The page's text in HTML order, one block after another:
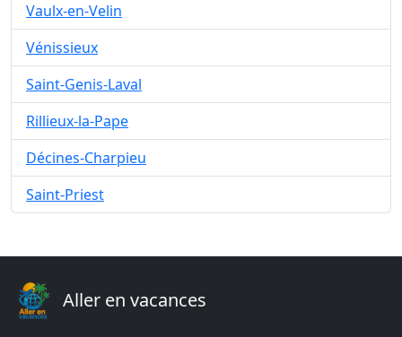
Vaulx-en-Velin
Vénissieux
Saint-Genis-Laval
Rillieux-la-Pape
Décines-Charpieu
Saint-Priest
Aller en vacances